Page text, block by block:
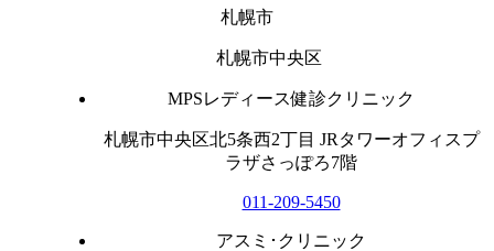
札幌市
札幌市中央区
MPSレディース健診クリニック
札幌市中央区北5条西2丁目 JRタワーオフィスプ
ラザさっぽろ7階
011-209-5450
アスミ･クリニック